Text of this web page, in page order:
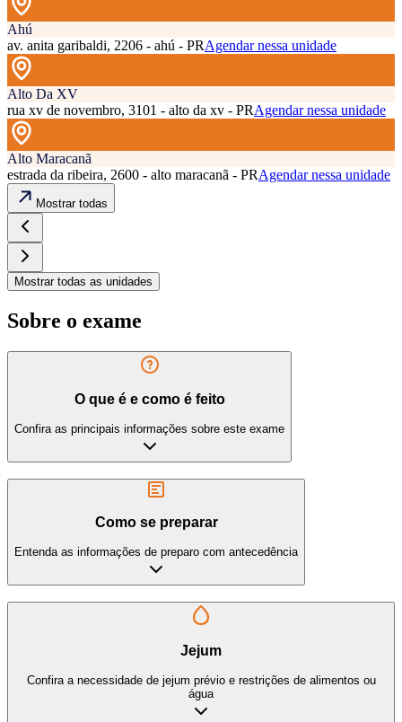
Ahú
av. anita garibaldi, 2206 - ahú - PRAgendar nessa unidade
Alto Da XV
rua xv de novembro, 3101 - alto da xv - PRAgendar nessa unidade
Alto Maracanã
estrada da ribeira, 2600 - alto maracanã - PRAgendar nessa unidade
Mostrar todas
Mostrar todas as unidades
Sobre o exame
O que é e como é feito
Confira as principais informações sobre este exame
Como se preparar
Entenda as informações de preparo com antecedência
Jejum
Confira a necessidade de jejum prévio e restrições de alimentos ou
água